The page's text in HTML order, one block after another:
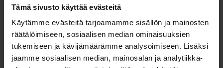
Tämä sivusto käyttää evästeitä
Käytämme evästeitä tarjoamamme sisällön ja mainosten
räätälöimiseen, sosiaalisen median ominaisuuksien
tukemiseen ja kävijämäärämme analysoimiseen. Lisäksi
jaamme sosiaalisen median, mainosalan ja analytiikka-
Vaikuttavuuden mittarit
Virusten tuhoutuminen: Novaerus-
desinfiointilaite tuhoaa jopa 99,9 %